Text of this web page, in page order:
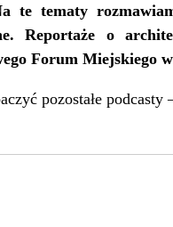
te tematy
Reportaże o
Forum Miejskiego
pozostałe podcasty